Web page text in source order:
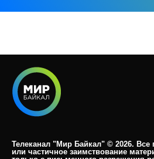
Телеканал "Мир Байкал" © 2026.
или частичное заимствование